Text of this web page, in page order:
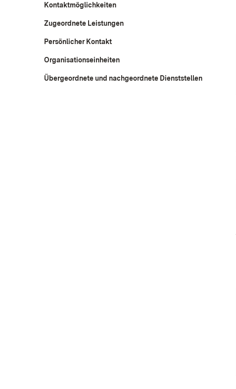
Kontaktmöglichkeiten
Zugeordnete Leistungen
Persönlicher Kontakt
Organisationseinheiten
Übergeordnete und nachgeordnete Dienststellen